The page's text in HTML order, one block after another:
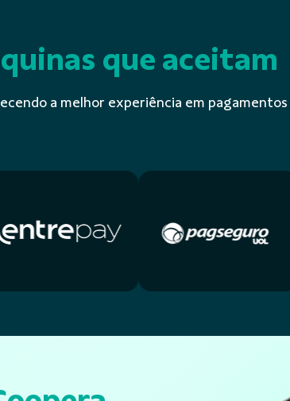
que aceitam
a melhor experiência em